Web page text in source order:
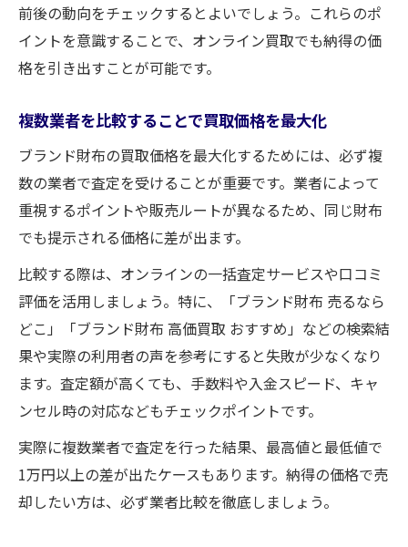
前後の動向をチェックするとよいでしょう。これらのポ
イントを意識することで、オンライン買取でも納得の価
格を引き出すことが可能です。
複数業者を比較することで買取価格を最大化
ブランド財布の買取価格を最大化するためには、必ず複
数の業者で査定を受けることが重要です。業者によって
重視するポイントや販売ルートが異なるため、同じ財布
でも提示される価格に差が出ます。
比較する際は、オンラインの一括査定サービスや口コミ
評価を活用しましょう。特に、「ブランド財布 売るなら
どこ」「ブランド財布 高価買取 おすすめ」などの検索結
果や実際の利用者の声を参考にすると失敗が少なくなり
ます。査定額が高くても、手数料や入金スピード、キャ
ンセル時の対応などもチェックポイントです。
実際に複数業者で査定を行った結果、最高値と最低値で
1万円以上の差が出たケースもあります。納得の価格で売
却したい方は、必ず業者比較を徹底しましょう。